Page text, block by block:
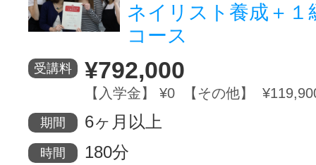
ネイリスト養成＋１
コース
受講料 ¥792,000
【入学金】 ¥0 【その他】
期間 6ヶ月以上
時間 180分